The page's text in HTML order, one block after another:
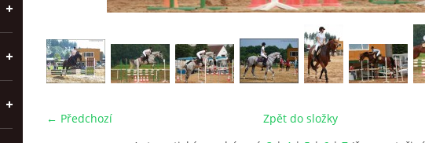
← Předchozí
Zpět do složky